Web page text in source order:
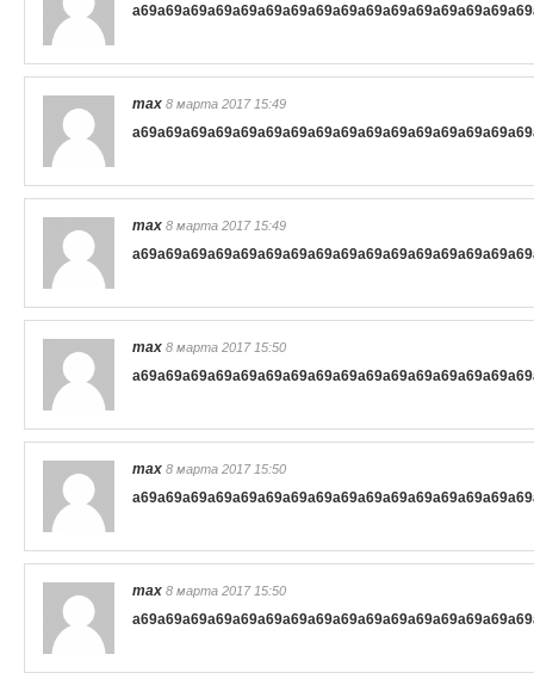
a69a69a69a69a69a69a69a69a69a69a69a69a69a69a69a69
max 8 марта 2017 15:49
a69a69a69a69a69a69a69a69a69a69a69a69a69a69a69a69
max 8 марта 2017 15:49
a69a69a69a69a69a69a69a69a69a69a69a69a69a69a69a69
max 8 марта 2017 15:50
a69a69a69a69a69a69a69a69a69a69a69a69a69a69a69a69
max 8 марта 2017 15:50
a69a69a69a69a69a69a69a69a69a69a69a69a69a69a69a69
max 8 марта 2017 15:50
a69a69a69a69a69a69a69a69a69a69a69a69a69a69a69a69